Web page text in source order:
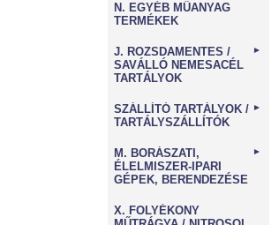
N. EGYÉB MŰANYAG
TERMÉKEK
J. ROZSDAMENTES /
SAVÁLLÓ NEMESACÉL
TARTÁLYOK
►
SZÁLLÍTÓ TARTÁLYOK /
TARTÁLYSZÁLLÍTÓK
►
M. BORÁSZATI,
ÉLELMISZER-IPARI
GÉPEK, BERENDEZÉSE
►
X. FOLYÉKONY